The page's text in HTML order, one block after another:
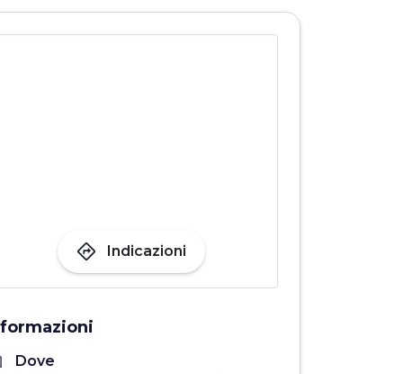
directions Indicazioni
Dove